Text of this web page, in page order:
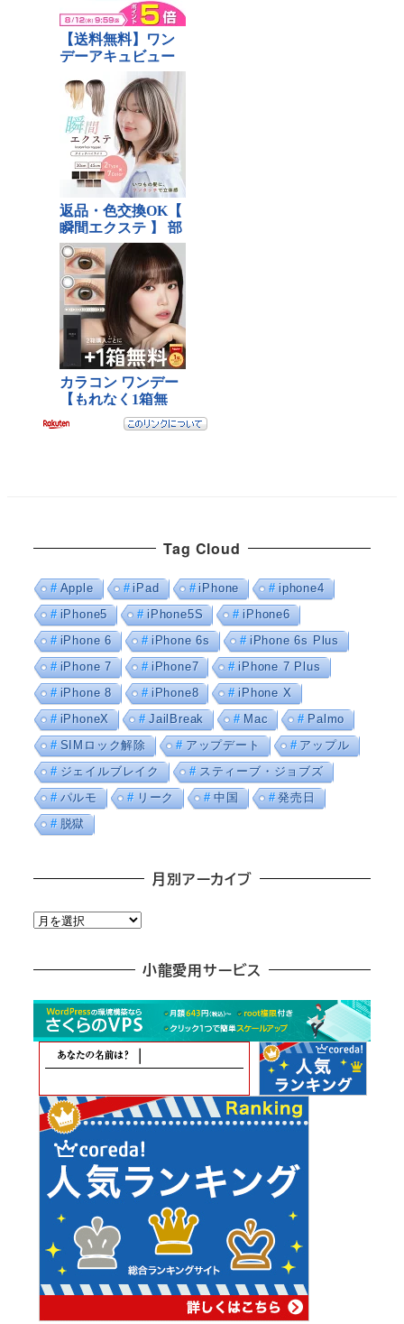
Tag Cloud
Apple iPad iPhone
iphone4
iPhone5
iPhone5S
iPhone6
iPhone 6
iPhone 6s
iPhone 6s Plus
iPhone 7
iPhone7
iPhone 7 Plus
iPhone 8
iPhone8
iPhone X
iPhoneX
JailBreak Mac
Palmo
SIMロック解除
アップデート
アップル
ジェイルブレイク
スティーブ・ジョブズ
パルモ
リーク 中国
発売日
脱獄
月別アーカイブ
月
カ
小龍愛用サービス